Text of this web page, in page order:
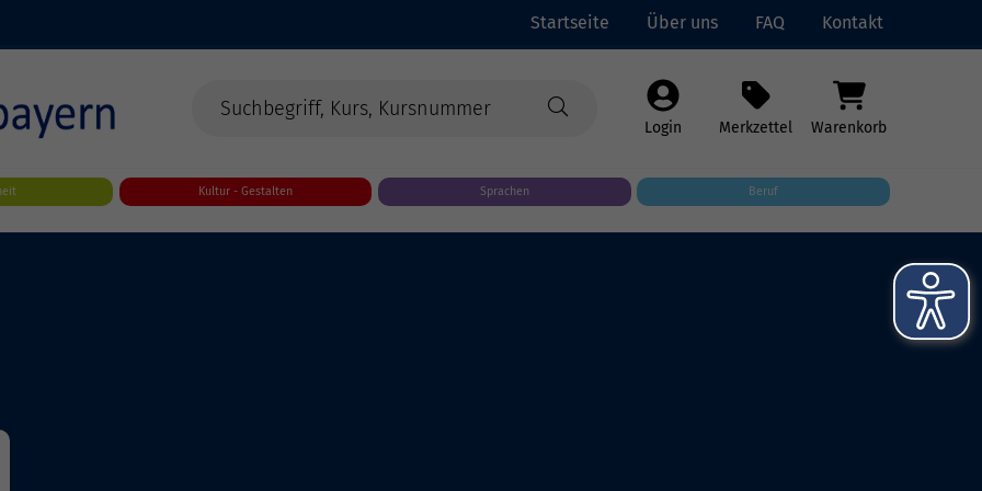
Startseite Über uns FAQ Kontakt
Login Merkzettel Warenkorb
Kultur - Gestalten Sprachen Beruf